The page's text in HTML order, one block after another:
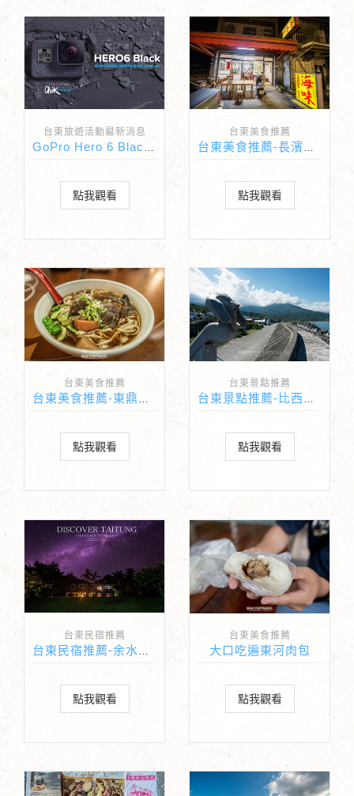
台東旅遊活動最新消息
點我觀看
台東美食推薦
點我觀看
台東美食推薦
台東美食推薦-東鼎牛肉麵
點我觀看
台東景點推薦
台東景點推薦-比西里岸
點我觀看
台東民宿推薦
點我觀看
台東美食推薦
大口吃遍東河肉包
點我觀看